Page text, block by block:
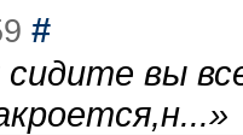
#
вы
»